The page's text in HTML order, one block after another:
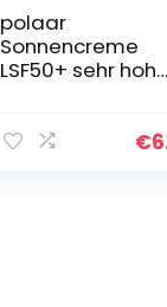
polaar
Sonnencreme
LSF50+ sehr hoher
€